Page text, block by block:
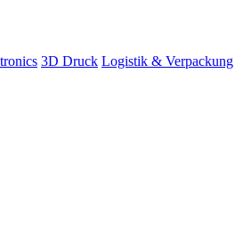
3D Druck Logistik & Verpackung